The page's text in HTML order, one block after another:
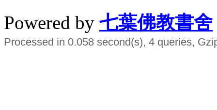
Powered by 七葉佛教書舍
Processed in 0.058 second(s), 4 queries,